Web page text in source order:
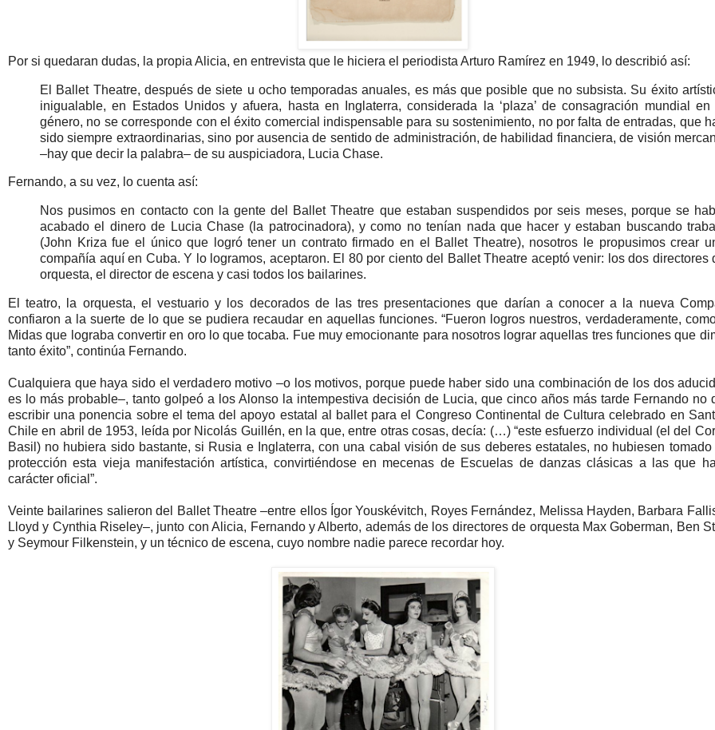
Por si quedaran dudas, la propia Alicia, en entrevista que le hiciera el periodista Arturo Ramírez en 1949, lo describió así:
El Ballet Theatre, después de siete u ocho temporadas anuales, es más que posible que no subsista. Su éxito
inigualable, en Estados Unidos y afuera, hasta en Inglaterra, considerada la ‘plaza’ de consagración mundial en
género, no se corresponde con el éxito comercial indispensable para su sostenimiento, no por falta de entradas, que
sido siempre extraordinarias, sino por ausencia de sentido de administración, de habilidad financiera, de visión
–hay que decir la palabra– de su auspiciadora, Lucia Chase.
Fernando, a su vez, lo cuenta así:
Nos pusimos en contacto con la gente del Ballet Theatre que estaban suspendidos por seis meses, porque se
acabado el dinero de Lucia Chase (la patrocinadora), y como no tenían nada que hacer y estaban buscando
(John Kriza fue el único que logró tener un contrato firmado en el Ballet Theatre), nosotros le propusimos crear
compañía aquí en Cuba. Y lo logramos, aceptaron. El 80 por ciento del Ballet Theatre aceptó venir: los dos directores
orquesta, el director de escena y casi todos los bailarines.
El teatro, la orquesta, el vestuario y los decorados de las tres presentaciones que darían a conocer a la nueva
confiaron a la suerte de lo que se pudiera recaudar en aquellas funciones. “Fueron logros nuestros, verdaderamente,
Midas que lograba convertir en oro lo que tocaba. Fue muy emocionante para nosotros lograr aquellas tres funciones que
tanto éxito”, continúa Fernando.
Cualquiera que haya sido el verdadero motivo –o los motivos, porque puede haber sido una combinación de los dos
es lo más probable–, tanto golpeó a los Alonso la intempestiva decisión de Lucia, que cinco años más tarde Fernando no
escribir una ponencia sobre el tema del apoyo estatal al ballet para el Congreso Continental de Cultura celebrado en
Chile en abril de 1953, leída por Nicolás Guillén, en la que, entre otras cosas, decía: (…) “este esfuerzo individual (el del
Basil) no hubiera sido bastante, si Rusia e Inglaterra, con una cabal visión de sus deberes estatales, no hubiesen tomado
protección esta vieja manifestación artística, convirtiéndose en mecenas de Escuelas de danzas clásicas a las que
carácter oficial”.
Veinte bailarines salieron del Ballet Theatre –entre ellos Ígor Youskévitch, Royes Fernández, Melissa Hayden, Barbara
Lloyd y Cynthia Riseley–, junto con Alicia, Fernando y Alberto, además de los directores de orquesta Max Goberman, Ben
y Seymour Filkenstein, y un técnico de escena, cuyo nombre nadie parece recordar hoy.